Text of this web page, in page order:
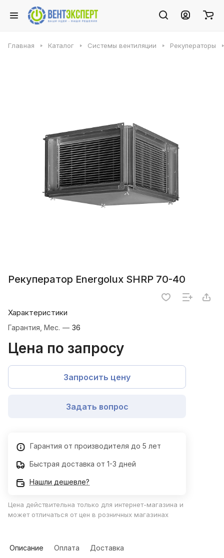
Главная Каталог Системы вентиляции Рекуператоры
Рекуператор Energolux SHRP 70-40
Характеристики
Гарантия, Мес. — 36
Цена по запросу
Запросить цену
Задать вопрос
Гарантия от производителя до 5 лет
Быстрая доставка от 1-3 дней
Нашли дешевле?
Цена действительна только для интернет-магазина и
может отличаться от цен в розничных магазинах
Описание Оплата Доставка